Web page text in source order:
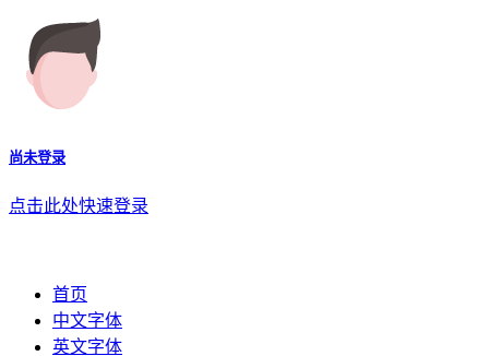
尚未登录
点击此处快速登录
首页
中文字体
英文字体